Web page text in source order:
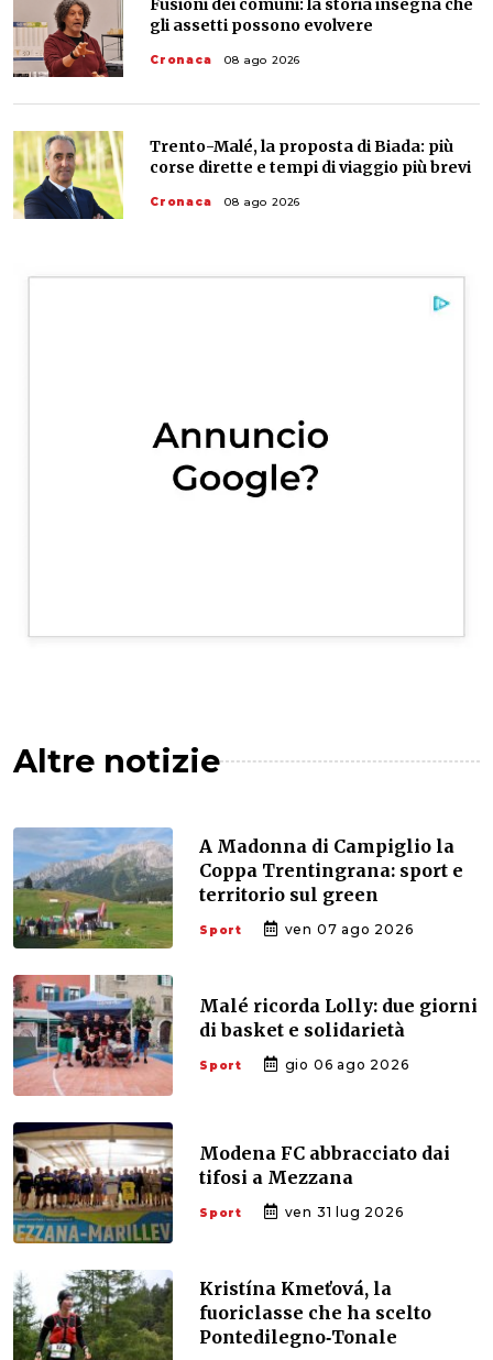
Fusioni dei comuni: la storia insegna che
gli assetti possono evolvere
Cronaca 08 ago 2026
Trento-Malé, la proposta di Biada: più
corse dirette e tempi di viaggio più brevi
Cronaca 08 ago 2026
Altre notizie
A Madonna di Campiglio la
Coppa Trentingrana: sport e
territorio sul green
Sport ven 07 ago 2026
Malé ricorda Lolly: due giorni
di basket e solidarietà
Sport gio 06 ago 2026
Modena FC abbracciato dai
tifosi a Mezzana
Sport ven 31 lug 2026
Kristína Kmeťová, la
fuoriclasse che ha scelto
Pontedilegno‑Tonale